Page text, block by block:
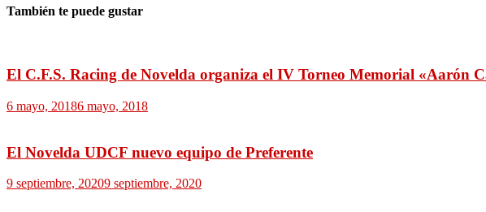
También te puede gustar
El C.F.S. Racing de Novelda organiza el IV Torneo Memorial «Aarón
6 mayo, 20186 mayo, 2018
El Novelda UDCF nuevo equipo de Preferente
9 septiembre, 20209 septiembre, 2020